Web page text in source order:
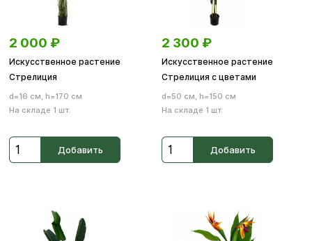
2 000 ₽
Искусственное растение
Стрелиция
d=16 см, h=170 см
На складе 1 шт.
Добавить
2 300 ₽
Искусственное растение
Стрелиция с цветами
d=50 см, h=150 см
На складе 1 шт.
Добавить